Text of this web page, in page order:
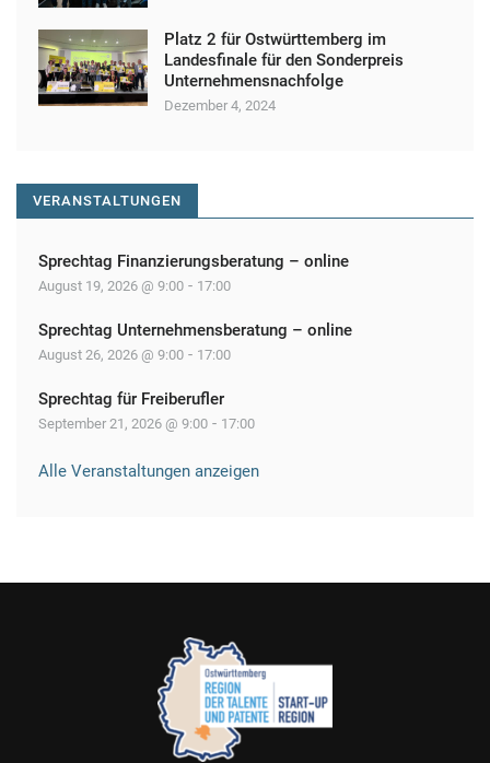
i
o
Platz 2 für Ostwürttemberg im
Landesfinale für den Sonderpreis
Unternehmensnachfolge
Dezember 4, 2024
VERANSTALTUNGEN
Sprechtag Finanzierungsberatung – online
August 19, 2026 @ 9:00 - 17:00
Sprechtag Unternehmensberatung – online
August 26, 2026 @ 9:00 - 17:00
Sprechtag für Freiberufler
September 21, 2026 @ 9:00 - 17:00
Alle Veranstaltungen anzeigen